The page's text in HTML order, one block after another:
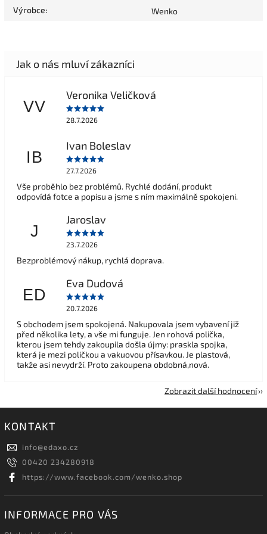
Výrobce: Wenko
VV
Veronika Veličková
28.7.2026
IB
Ivan Boleslav
27.7.2026
Vše proběhlo bez problémů. Rychlé dodání, produkt
odpovídá fotce a popisu a jsme s ním maximálně spokojeni.
J
Jaroslav
23.7.2026
Bezproblémový nákup, rychlá doprava.
ED
Eva Dudová
20.7.2026
S obchodem jsem spokojená. Nakupovala jsem vybavení již
před několika lety, a vše mi funguje. Jen rohová polička,
kterou jsem tehdy zakoupila došla újmy: praskla spojka,
která je mezi poličkou a vakuovou přísavkou. Je plastová,
takže asi nevydrží. Proto zakoupena obdobná,nová.
Zobrazit další hodnocení
KONTAKT
info@edaxo.cz
00420 234280918
https://www.facebook.com/wenko.shop
INFORMACE PRO VÁS